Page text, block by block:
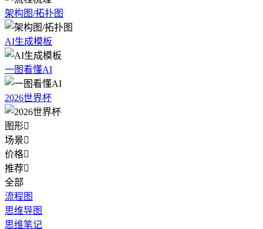
架构图/拓扑图
AI生成模板
一图看懂AI
2026世界杯
图形
场景
价格
推荐
全部
流程图
思维导图
思维笔记